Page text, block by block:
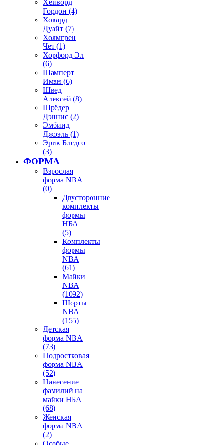
Хейворд
Гордон (4)
Ховард
Дуайт (7)
Холмгрен
Чет (1)
Хорфорд Эл
(6)
Шамперт
Иман (6)
Швед
Алексей (8)
Шрёдер
Дэннис (2)
Эмбиид
Джоэль (1)
Эрик Бледсо
(3)
ФОРМА
Взрослая
форма NBA
(0)
Двусторонние
комплекты
формы
НБА
(5)
Комплекты
формы
NBA
(61)
Майки
NBA
(1092)
Шорты
NBA
(155)
Детская
форма NBA
(73)
Подростковая
форма NBA
(52)
Нанесение
фамилий на
майки НБА
(68)
Женская
форма NBA
(2)
Особые